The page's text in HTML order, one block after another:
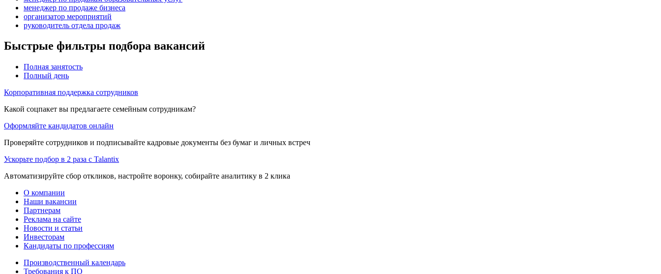
менеджер по продаже бизнеса
организатор мероприятий
руководитель отдела продаж
Быстрые фильтры подбора вакансий
Полная занятость
Полный день
Корпоративная поддержка сотрудников
Какой соцпакет вы предлагаете семейным сотрудникам?
Оформляйте кандидатов онлайн
Проверяйте сотрудников и подписывайте кадровые документы без бумаг и личных встреч
Ускорьте подбор в 2 раза с Talantix
Автоматизируйте сбор откликов, настройте воронку, собирайте аналитику в 2 клика
О компании
Наши вакансии
Партнерам
Реклама на сайте
Новости и статьи
Инвесторам
Кандидаты по профессиям
Производственный календарь
Требования к ПО